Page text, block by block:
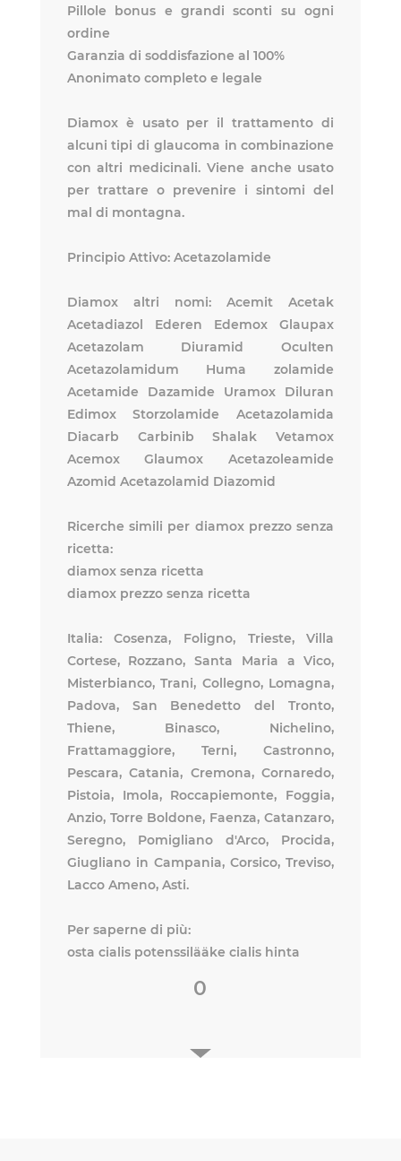
Pillole bonus e grandi sconti su ogni
ordine
Garanzia di soddisfazione al 100%
Anonimato completo e legale
Diamox è usato per il trattamento di
alcuni tipi di glaucoma in combinazione
con altri medicinali. Viene anche usato
per trattare o prevenire i sintomi del
mal di montagna.
Principio Attivo: Acetazolamide
Diamox altri nomi: Acemit Acetak
Acetadiazol Ederen Edemox Glaupax
Acetazolam Diuramid Oculten
Acetazolamidum Huma zolamide
Acetamide Dazamide Uramox Diluran
Edimox Storzolamide Acetazolamida
Diacarb Carbinib Shalak Vetamox
Acemox Glaumox Acetazoleamide
Azomid Acetazolamid Diazomid
Ricerche simili per diamox prezzo senza
ricetta:
diamox senza ricetta
diamox prezzo senza ricetta
Italia: Cosenza, Foligno, Trieste, Villa
Cortese, Rozzano, Santa Maria a Vico,
Misterbianco, Trani, Collegno, Lomagna,
Padova, San Benedetto del Tronto,
Thiene, Binasco, Nichelino,
Frattamaggiore, Terni, Castronno,
Pescara, Catania, Cremona, Cornaredo,
Pistoia, Imola, Roccapiemonte, Foggia,
Anzio, Torre Boldone, Faenza, Catanzaro,
Seregno, Pomigliano d'Arco, Procida,
Giugliano in Campania, Corsico, Treviso,
Lacco Ameno, Asti.
Per saperne di più:
osta cialis potenssilääke cialis hinta
0